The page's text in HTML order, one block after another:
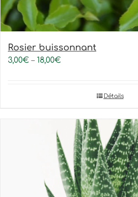
Rosier buissonnant
3,00€ – 18,00€
Détails